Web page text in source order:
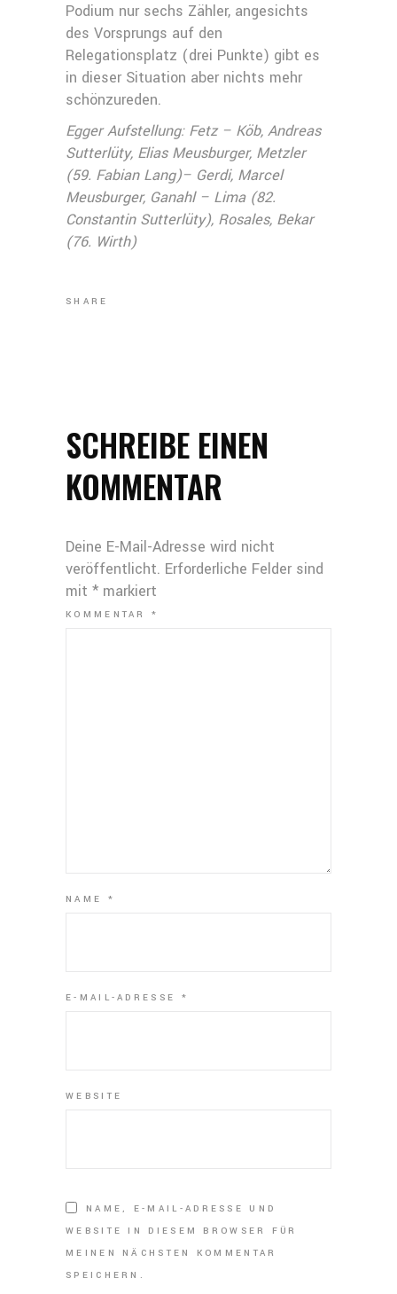
Podium nur sechs Zähler, angesichts
des Vorsprungs auf den
Relegationsplatz (drei Punkte) gibt es
in dieser Situation aber nichts mehr
schönzureden.
Egger Aufstellung: Fetz – Köb, Andreas
Sutterlüty, Elias Meusburger, Metzler
(59. Fabian Lang)– Gerdi, Marcel
Meusburger, Ganahl – Lima (82.
Constantin Sutterlüty), Rosales, Bekar
(76. Wirth)
SHARE
SCHREIBE EINEN
KOMMENTAR
Deine E-Mail-Adresse wird nicht
veröffentlicht. Erforderliche Felder sind
mit * markiert
KOMMENTAR*
NAME *
E-MAIL-ADRESSE *
WEBSITE
NAME, E-MAIL-ADRESSE UND
WEBSITE IN DIESEM BROWSER FÜR
MEINEN NÄCHSTEN KOMMENTAR
SPEICHERN.